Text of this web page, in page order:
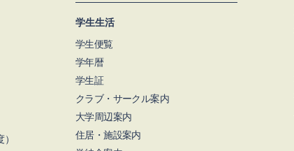
学生生活
学生便覧
学年暦
学生証
クラブ・サークル案内
大学周辺案内
住居・施設案内